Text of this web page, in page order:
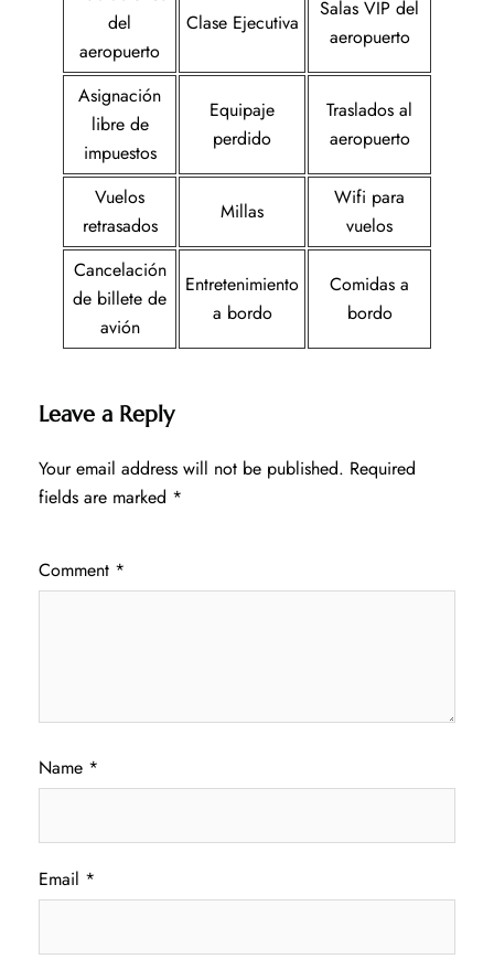
del
aeropuerto
Clase Ejecutiva
Salas VIP del
aeropuerto
Asignación
libre de
impuestos
Equipaje
perdido
Traslados al
aeropuerto
Vuelos
retrasados
Millas
Wifi para
vuelos
Cancelación
de billete de
avión
Entretenimiento
a bordo
Comidas a
bordo
Leave a Reply
Your email address will not be published. Required
fields are marked *
Comment *
Name *
Email *